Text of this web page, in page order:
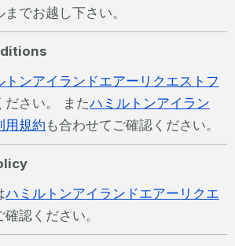
でお越し下さい。
トンアイランドエアーリクエストフ
ださい。 またハミルトンアイラン
用規約 も合わせてご確認ください。
ハミルトンアイランドエアーリクエ
確認ください。